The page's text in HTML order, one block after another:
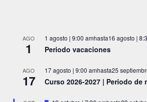
AGO
1
1 agosto | 9:00 amhasta16 agosto |
Periodo vacaciones
AGO
17
17 agosto | 9:00 amhasta25
Curso 2026-2027 | Periodo de